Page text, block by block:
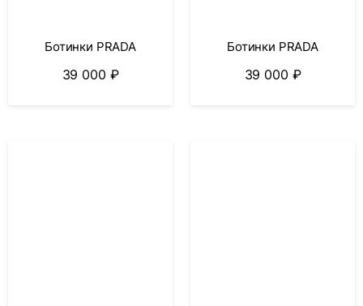
Ботинки PRADA
39 000 ₽
Ботинки PRADA
39 000 ₽